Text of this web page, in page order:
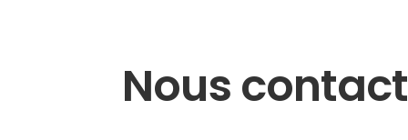
Nous